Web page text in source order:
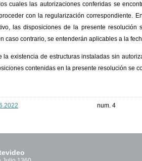
cuales las autorizaciones conferidas se
con la regularización correspondiente.
las disposiciones de la presente
caso contrario, se entenderán aplicables a la
la existencia de estructuras instaladas sin
contenidas en la presente resolución se
num. 4